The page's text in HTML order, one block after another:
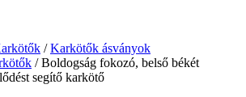
/Karkötők ásványok
/ Boldogság fokozó, belső békét
segítő karkötő